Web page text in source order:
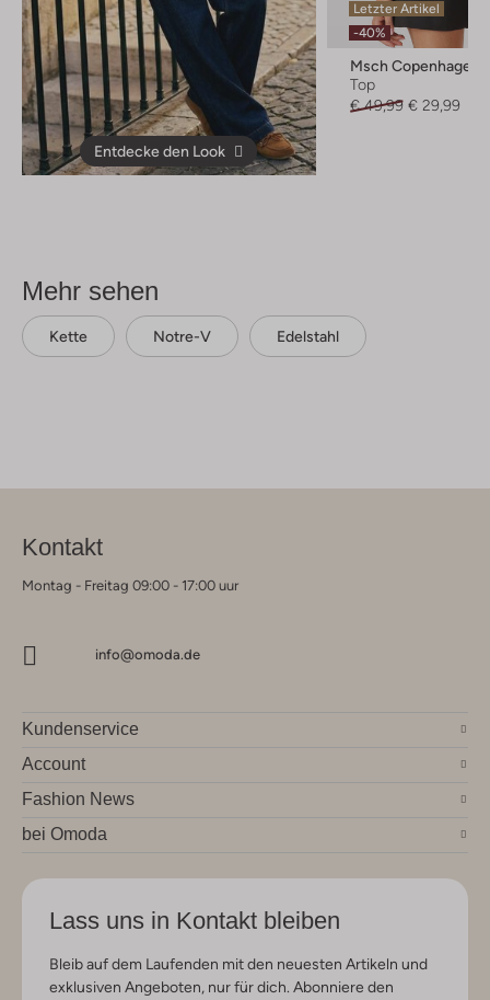
Entdecke den Look
Letzter Artikel
-40%
Msch Copenhagen
Top
€ 49,99 € 29,99
Mehr sehen
Kette Notre-V Edelstahl
Kontakt
Montag - Freitag 09:00 - 17:00 uur
info@omoda.de
Kundenservice
Account
Fashion News
bei Omoda
Lass uns in Kontakt bleiben
Bleib auf dem Laufenden mit den neuesten Artikeln und
exklusiven Angeboten, nur für dich. Abonniere den